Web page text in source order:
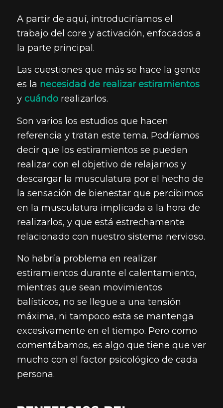
A partir de aquí, introduciríamos el
trabajo del core y activación, enfocados a
la parte principal.
Las cuestiones que más se hace la gente
es la necesidad de realizar estiramientos
y cuándo realizarlos.
Son varios los estudios que hacen
referencia y tratan este tema. Podríamos
decir que los estiramientos se pueden
realizar con el objetivo de relajarnos y
descargar la musculatura por el hecho de
la sensación de bienestar que percibimos
en la musculatura implicada a la hora de
realizarlos, y que está estrechamente
relacionado con nuestro sistema nervioso.
No habría problema en realizar
estiramientos durante el calentamiento,
mientras que sean movimientos
balísticos, no se llegue a una tensión
máxima, ni tampoco esta se mantenga
excesivamente en el tiempo. Pero como
comentábamos, es algo que tiene que ver
mucho con el factor psicológico de cada
persona.